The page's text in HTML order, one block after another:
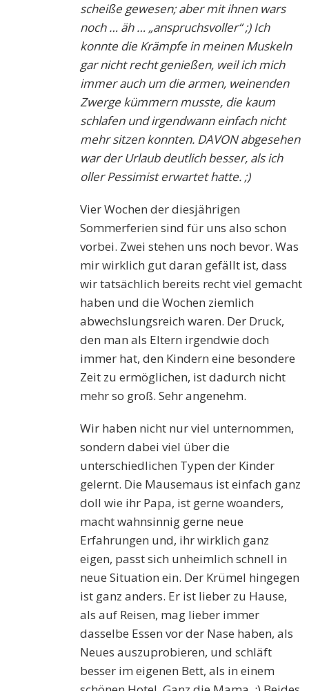
scheiße gewesen; aber mit ihnen wars
noch … äh … „anspruchsvoller“ ;) Ich
konnte die Krämpfe in meinen Muskeln
gar nicht recht genießen, weil ich mich
immer auch um die armen, weinenden
Zwerge kümmern musste, die kaum
schlafen und irgendwann einfach nicht
mehr sitzen konnten. DAVON abgesehen
war der Urlaub deutlich besser, als ich
oller Pessimist erwartet hatte. ;)
Vier Wochen der diesjährigen
Sommerferien sind für uns also schon
vorbei. Zwei stehen uns noch bevor. Was
mir wirklich gut daran gefällt ist, dass
wir tatsächlich bereits recht viel gemacht
haben und die Wochen ziemlich
abwechslungsreich waren. Der Druck,
den man als Eltern irgendwie doch
immer hat, den Kindern eine besondere
Zeit zu ermöglichen, ist dadurch nicht
mehr so groß. Sehr angenehm.
Wir haben nicht nur viel unternommen,
sondern dabei viel über die
unterschiedlichen Typen der Kinder
gelernt. Die Mausemaus ist einfach ganz
doll wie ihr Papa, ist gerne woanders,
macht wahnsinnig gerne neue
Erfahrungen und, ihr wirklich ganz
eigen, passt sich unheimlich schnell in
neue Situation ein. Der Krümel hingegen
ist ganz anders. Er ist lieber zu Hause,
als auf Reisen, mag lieber immer
dasselbe Essen vor der Nase haben, als
Neues auszuprobieren, und schläft
besser im eigenen Bett, als in einem